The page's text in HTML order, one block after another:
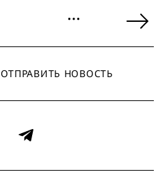
…
ОТПРАВИТЬ НОВОСТЬ
Telegram